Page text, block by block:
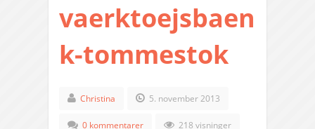
vaerktoejsbaen
k-tommestok
Christina 5. november 2013
0 kommentarer 218 visninger